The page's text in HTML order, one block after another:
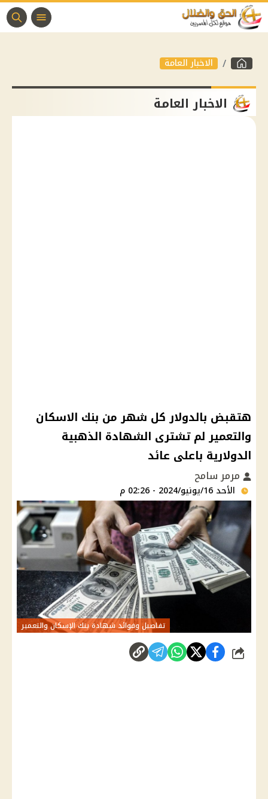
الاخبار العامة
الاخبار العامة
هتقبض بالدولار كل شهر من بنك الاسكان
والتعمير لم تشترى الشهادة الذهبية
الدولارية باعلى عائد
مرمر سامح
الأحد 16/يونيو/2024 - 02:26 م
تفاصيل وفوائد شهادة بنك الإسكان والتعمير
شارك